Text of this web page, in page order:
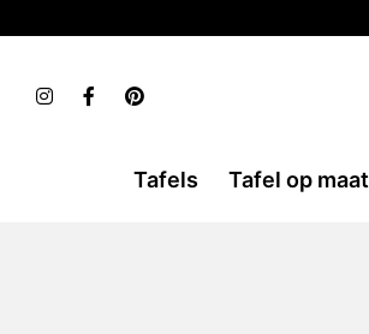
Tafels Tafel op maat